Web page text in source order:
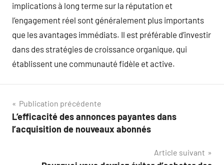
implications à long terme sur la réputation et
l’engagement réel sont généralement plus importants
que les avantages immédiats. Il est préférable d’investir
dans des stratégies de croissance organique, qui
établissent une communauté fidèle et active.
Navigation
de
Publication précédente
L’efficacité des annonces payantes dans
l’acquisition de nouveaux abonnés
Article suivant